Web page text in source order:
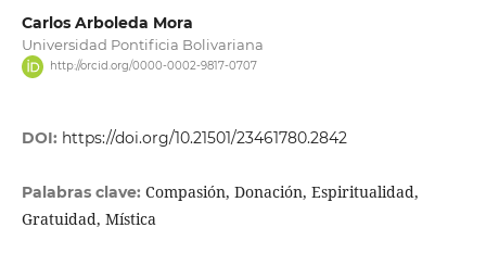
Carlos Arboleda Mora
Universidad Pontificia Bolivariana
http://orcid.org/0000-0002-9817-0707
DOI: https://doi.org/10.21501/23461780.2842
Palabras clave: Compasión, Donación, Espiritualidad,
Gratuidad, Mística